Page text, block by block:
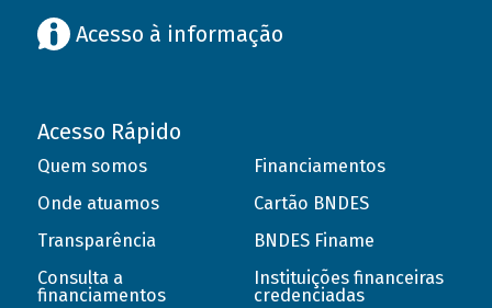
Acesso à informação
Acesso Rápido
Quem somos
Onde atuamos
Transparência
Consulta a
financiamentos
Financiamentos
Cartão BNDES
BNDES Finame
Instituições financeiras
credenciadas